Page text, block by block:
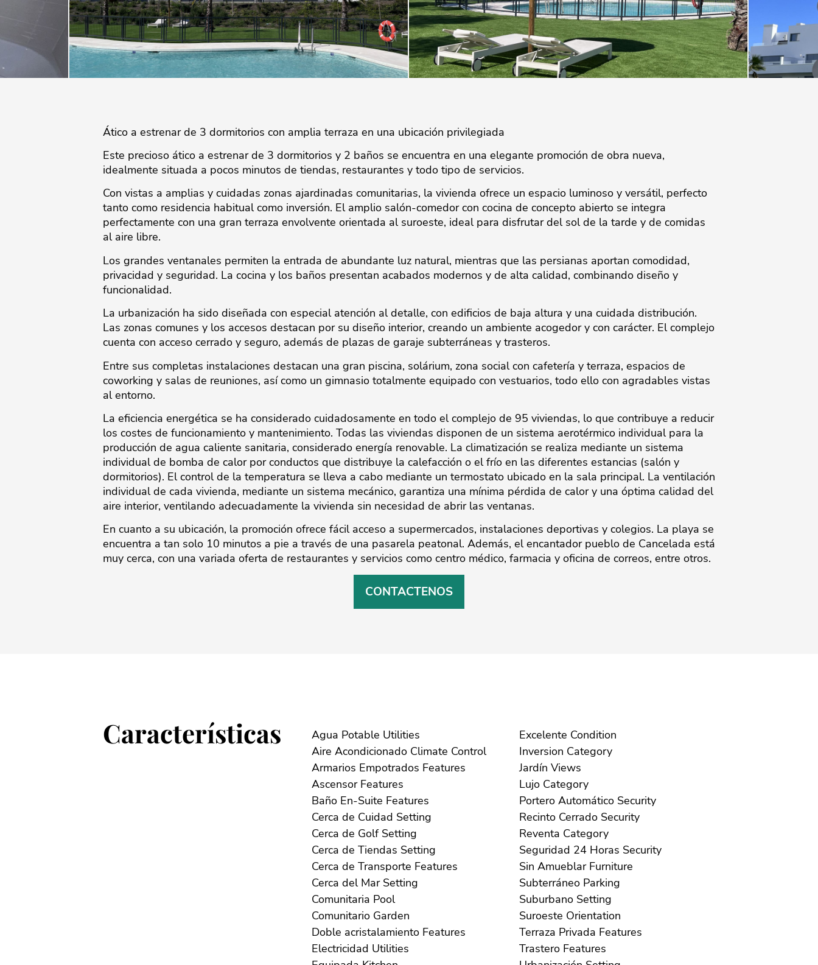
Ático a estrenar de 3 dormitorios con amplia terraza en una ubicación privilegiada
Este precioso ático a estrenar de 3 dormitorios y 2 baños se encuentra en una elegante promoción de obra nueva,
idealmente situada a pocos minutos de tiendas, restaurantes y todo tipo de servicios.
Con vistas a amplias y cuidadas zonas ajardinadas comunitarias, la vivienda ofrece un espacio luminoso y versátil, perfecto
tanto como residencia habitual como inversión. El amplio salón-comedor con cocina de concepto abierto se integra
perfectamente con una gran terraza envolvente orientada al suroeste, ideal para disfrutar del sol de la tarde y de comidas
al aire libre.
Los grandes ventanales permiten la entrada de abundante luz natural, mientras que las persianas aportan comodidad,
privacidad y seguridad. La cocina y los baños presentan acabados modernos y de alta calidad, combinando diseño y
funcionalidad.
La urbanización ha sido diseñada con especial atención al detalle, con edificios de baja altura y una cuidada distribución.
Las zonas comunes y los accesos destacan por su diseño interior, creando un ambiente acogedor y con carácter. El complejo
cuenta con acceso cerrado y seguro, además de plazas de garaje subterráneas y trasteros.
Entre sus completas instalaciones destacan una gran piscina, solárium, zona social con cafetería y terraza, espacios de
coworking y salas de reuniones, así como un gimnasio totalmente equipado con vestuarios, todo ello con agradables vistas
al entorno.
La eficiencia energética se ha considerado cuidadosamente en todo el complejo de 95 viviendas, lo que contribuye a reducir
los costes de funcionamiento y mantenimiento. Todas las viviendas disponen de un sistema aerotérmico individual para la
producción de agua caliente sanitaria, considerado energía renovable. La climatización se realiza mediante un sistema
individual de bomba de calor por conductos que distribuye la calefacción o el frío en las diferentes estancias (salón y
dormitorios). El control de la temperatura se lleva a cabo mediante un termostato ubicado en la sala principal. La ventilación
individual de cada vivienda, mediante un sistema mecánico, garantiza una mínima pérdida de calor y una óptima calidad del
aire interior, ventilando adecuadamente la vivienda sin necesidad de abrir las ventanas.
En cuanto a su ubicación, la promoción ofrece fácil acceso a supermercados, instalaciones deportivas y colegios. La playa se
encuentra a tan solo 10 minutos a pie a través de una ‌pasarela ‌peatonal. ‌Además, ‌el ‌encantador pueblo de ‌Cancelada ‌está
‌muy ‌cerca, ‌con una ‌variada ‌oferta ‌de ‌restaurantes ‌y servicios como ‌centro médico, farmacia ‌y ‌oficina ‌de ‌correos, ‌entre ‌otros.
CONTACTENOS
Características
Agua Potable Utilities
Aire Acondicionado Climate Control
Armarios Empotrados Features
Ascensor Features
Baño En-Suite Features
Cerca de Cuidad Setting
Cerca de Golf Setting
Cerca de Tiendas Setting
Cerca de Transporte Features
Cerca del Mar Setting
Comunitaria Pool
Comunitario Garden
Doble acristalamiento Features
Electricidad Utilities
Excelente Condition
Inversion Category
Jardín Views
Lujo Category
Portero Automático Security
Recinto Cerrado Security
Reventa Category
Seguridad 24 Horas Security
Sin Amueblar Furniture
Subterráneo Parking
Suburbano Setting
Suroeste Orientation
Terraza Privada Features
Trastero Features